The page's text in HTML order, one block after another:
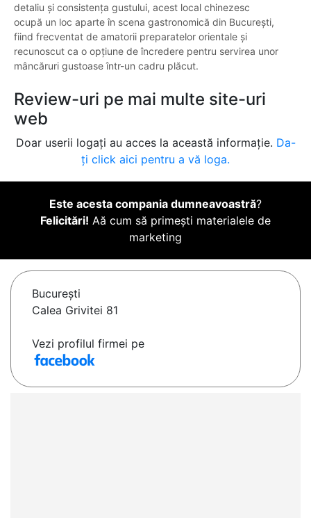
detaliu și consistența gustului, acest local chinezesc
ocupă un loc aparte în scena gastronomică din București,
fiind frecventat de amatorii preparatelor orientale și
recunoscut ca o opțiune de încredere pentru servirea unor
mâncăruri gustoase într-un cadru plăcut.
Review-uri pe mai multe site-uri
web
Doar userii logați au acces la această informație. Da-
ți click aici pentru a vă loga.
Este acesta compania dumneavoastră?
Felicitări! Aă cum să primești materialele de
marketing
Bucureşti
Calea Grivitei 81
Vezi profilul firmei pe